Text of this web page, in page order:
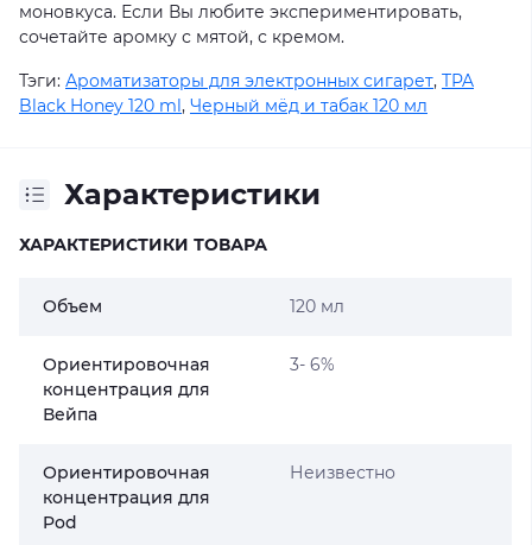
моновкуса. Если Вы любите экспериментировать,
сочетайте аромку с мятой, с кремом.
Тэги: Ароматизаторы для электронных сигарет, TPA
Black Honey 120 ml, Черный мёд и табак 120 мл
Характеристики
ХАРАКТЕРИСТИКИ ТОВАРА
Объем 120 мл
Ориентировочная
концентрация для
Вейпа
3- 6%
Ориентировочная
концентрация для
Pod
Неизвестно